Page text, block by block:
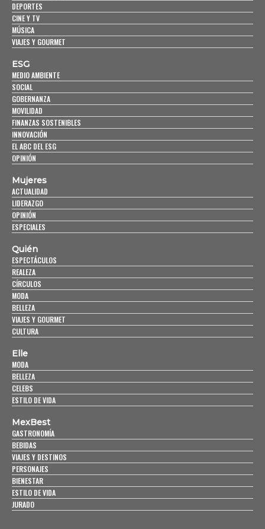
DEPORTES
CINE Y TV
MÚSICA
VIAJES Y GOURMET
ESG
MEDIO AMBIENTE
SOCIAL
GOBERNANZA
MOVILIDAD
FINANZAS SOSTENIBLES
INNOVACIÓN
EL ABC DEL ESG
OPINIÓN
Mujeres
ACTUALIDAD
LIDERAZGO
OPINIÓN
ESPECIALES
Quién
ESPECTÁCULOS
REALEZA
CÍRCULOS
MODA
BELLEZA
VIAJES Y GOURMET
CULTURA
Elle
MODA
BELLEZA
CELEBS
ESTILO DE VIDA
MexBest
GASTRONOMÍA
BEBIDAS
VIAJES Y DESTINOS
PERSONAJES
BIENESTAR
ESTILO DE VIDA
JURADO